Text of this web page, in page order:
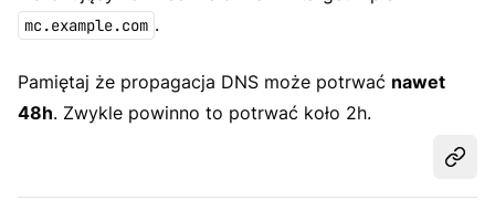
mc.example.com .
Pamiętaj że propagacja DNS może potrwać nawet
48h. Zwykle powinno to potrwać koło 2h.